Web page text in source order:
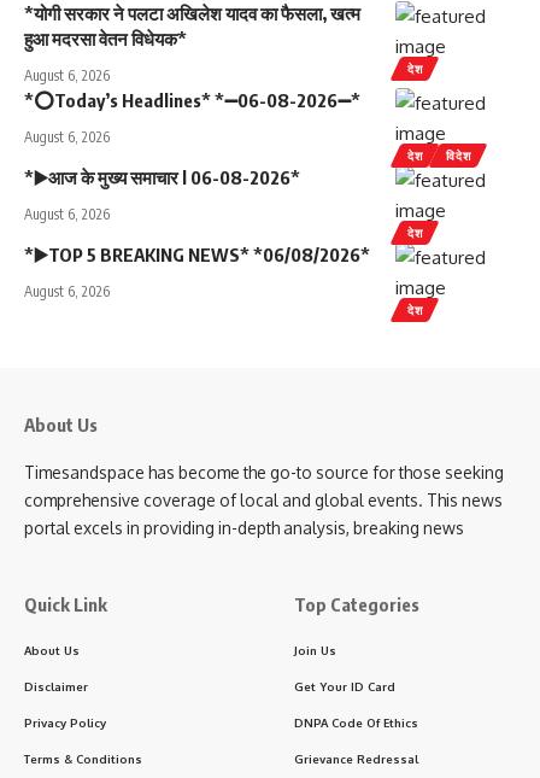
देश
*योगी सरकार ने पलटा अखिलेश यादव का फैसला, खत्म
हुआ मदरसा वेतन विधेयक*
August 6, 2026
देश विदेश
*⭕Today’s Headlines* *➖06-08-2026➖*
August 6, 2026
देश
*▶️आज के मुख्य समाचार l 06-08-2026*
August 6, 2026
देश
*▶️TOP 5 BREAKING NEWS* *06/08/2026*
August 6, 2026
About Us
Timesandspace has become the go-to source for those seeking
comprehensive coverage of local and global events. This news
portal excels in providing in-depth analysis, breaking news
Quick Link
About Us
Disclaimer
Privacy Policy
Terms & Conditions
Top Categories
Join Us
Get Your ID Card
DNPA Code Of Ethics
Grievance Redressal